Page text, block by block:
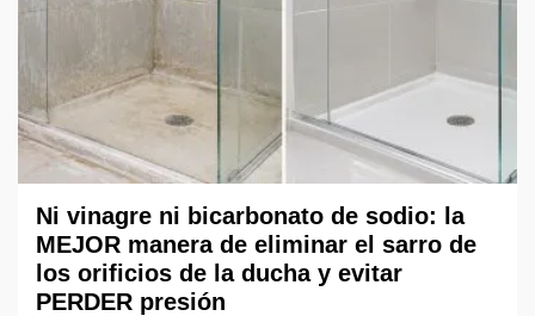
Ni vinagre ni bicarbonato de sodio: la
MEJOR manera de eliminar el sarro de
los orificios de la ducha y evitar
PERDER presión